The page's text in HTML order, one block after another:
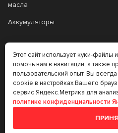
масла
Аккумуляторы
rtt@m-masel.ru
© 2020-2026
Этот сайт использует куки-файлы
помочь вам в навигации, а также
пользовательский опыт. Вы
cookie в настройках Вашего
сервис Яндекс.Метрика для
политике конфиденциальности